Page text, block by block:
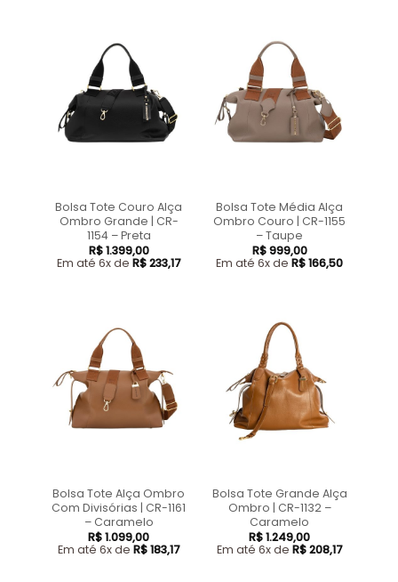
Bolsa Tote Couro Alça
Ombro Grande | CR-
1154 – Preta
R$1.399,00
Em até 6x de R$233,17
Bolsa Tote Média Alça
Ombro Couro | CR-1155
– Taupe
R$999,00
Em até 6x de R$166,50
Bolsa Tote Alça Ombro
Com Divisórias | CR-1161
– Caramelo
R$1.099,00
Em até 6x de R$183,17
Bolsa Tote Grande Alça
Ombro | CR-1132 –
Caramelo
R$1.249,00
Em até 6x de R$208,17